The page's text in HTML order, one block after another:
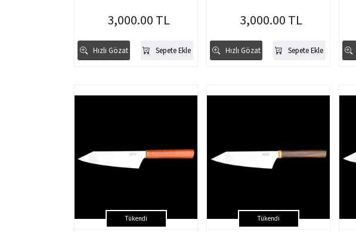
Hızlı Gözat Sepete Ekle
3,000.00 TL
Hızlı Gözat Sepete Ekle
3,000.00 TL
Tükendi Tükendi